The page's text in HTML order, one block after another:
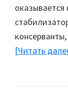
[Читать